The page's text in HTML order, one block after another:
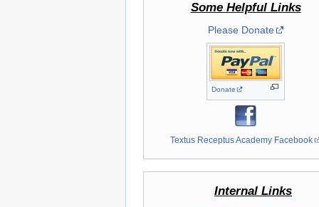
Some Helpful Links
Please Donate
Donate
Textus Receptus Academy Facebook
Internal Links